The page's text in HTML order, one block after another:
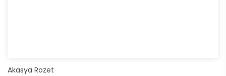
Akasya Rozet